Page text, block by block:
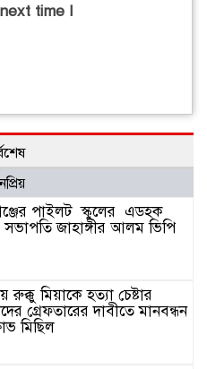
time I
পাইলট স্কুলের এডহক
সভাপতি জাহাঙ্গীর আলম ভিপি
রুক্কু মিয়াকে হত্যা চেষ্টার
গ্রেফতারের দাবীতে মানবন্ধন
মিছিল